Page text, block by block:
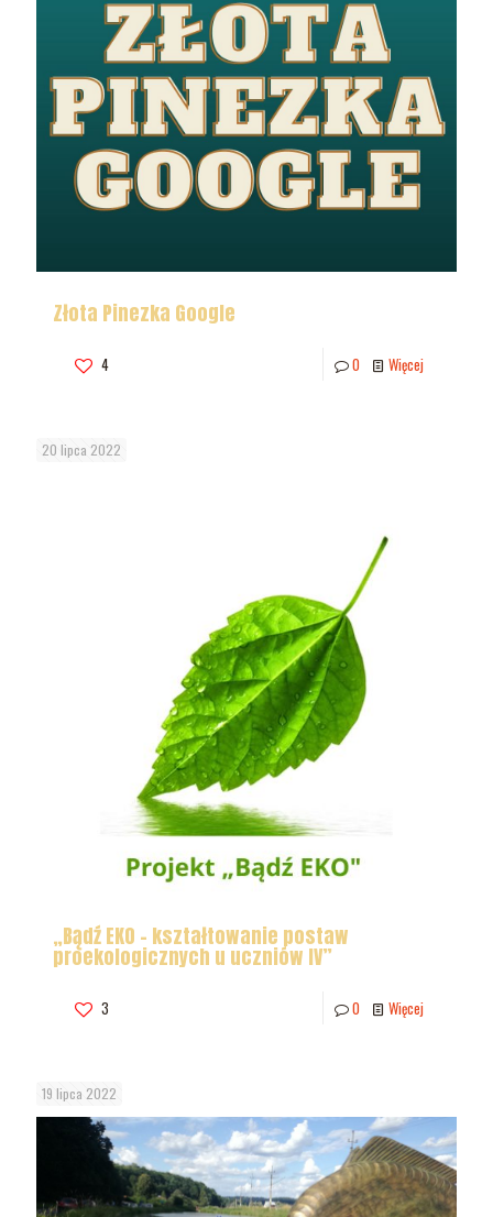
Złota Pinezka Google
4 0 Więcej
20 lipca 2022
„Bądź EKO – kształtowanie postaw
proekologicznych u uczniów IV”
3 0 Więcej
19 lipca 2022